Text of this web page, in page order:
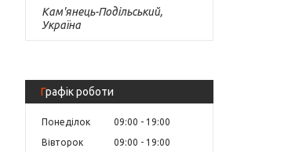
Кам'янець-Подільський,
Україна
Графік роботи
Понеділок 09:00
19:00
Вівторок
09:00
19:00